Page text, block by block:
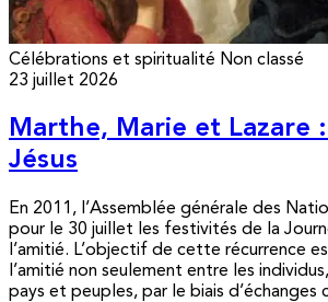
Célébrations et spiritualité Non classé
23 juillet 2026
Marthe, Marie et Lazare
Jésus
En 2011, l’Assemblée générale des
pour le 30 juillet les festivités de la
l’amitié. L’objectif de cette récurrence
l’amitié non seulement entre les
pays et peuples, par le biais d’échanges